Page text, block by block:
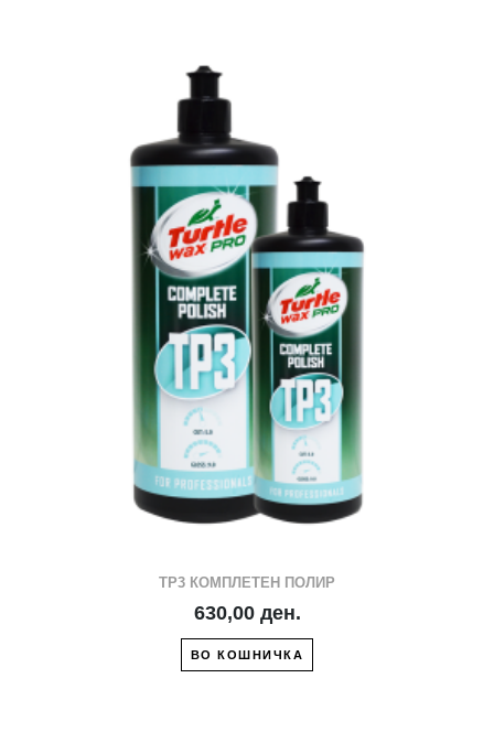
TP3 КОМПЛЕТЕН ПОЛИР
630,00 ден.
ВО КОШНИЧКА